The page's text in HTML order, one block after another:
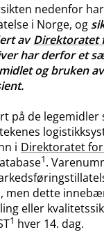
nedenfor har
i Norge, og
avDirektoratet
har derfor et
og bruken
på de legemidler
i Direktoratet
1.
men dette
eller
1 hver 14. dag.